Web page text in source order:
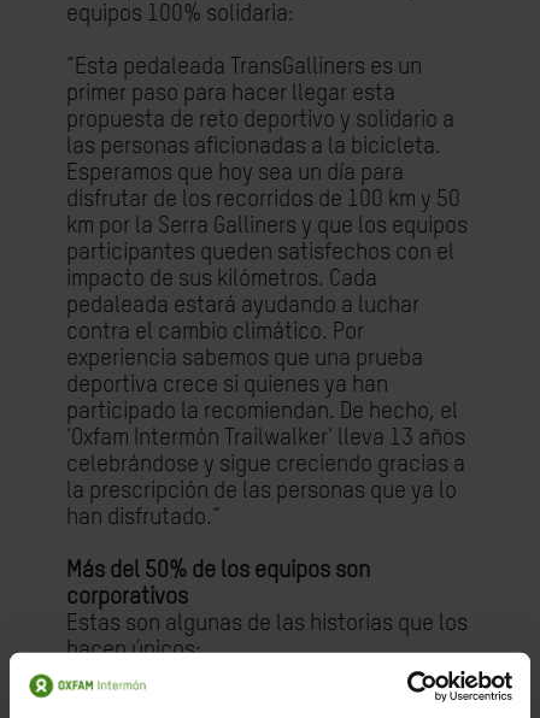
equipos 100% solidaria:
“Esta pedaleada TransGalliners es un
primer paso para hacer llegar esta
propuesta de reto deportivo y solidario a
las personas aficionadas a la bicicleta.
Esperamos que hoy sea un día para
disfrutar de los recorridos de 100 km y 50
km por la Serra Galliners y que los equipos
participantes queden satisfechos con el
impacto de sus kilómetros. Cada
pedaleada estará ayudando a luchar
contra el cambio climático. Por
experiencia sabemos que una prueba
deportiva crece si quienes ya han
participado la recomiendan. De hecho, el
'Oxfam Intermón Trailwalker' lleva 13 años
celebrándose y sigue creciendo gracias a
la prescripción de las personas que ya lo
han disfrutado.”
Más del 50% de los equipos son
corporativos
Estas son algunas de las historias que los
hacen únicos:
La Fuga – Unica Bikes. Maria Ferré es una